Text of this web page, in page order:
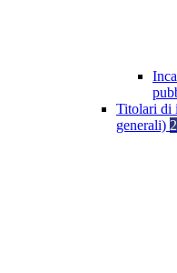
Titolari di
generali) 2